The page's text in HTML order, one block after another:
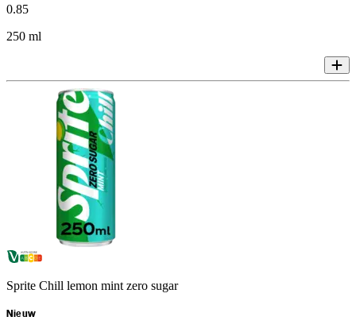
0.85
250 ml
Sprite Chill lemon mint zero sugar
Nieuw